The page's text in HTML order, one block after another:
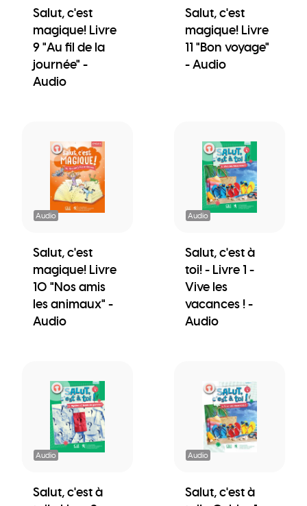
Salut, c'est
magique! Livre
9 "Au fil de la
journée" -
Audio
Salut, c'est
magique! Livre
11 "Bon voyage"
- Audio
Audio
Salut, c'est
magique! Livre
10 "Nos amis
les animaux" -
Audio
Audio
Salut, c'est à
toi! - Livre 1 -
Vive les
vacances ! -
Audio
Audio
Salut, c'est à
Audio
Salut, c'est à